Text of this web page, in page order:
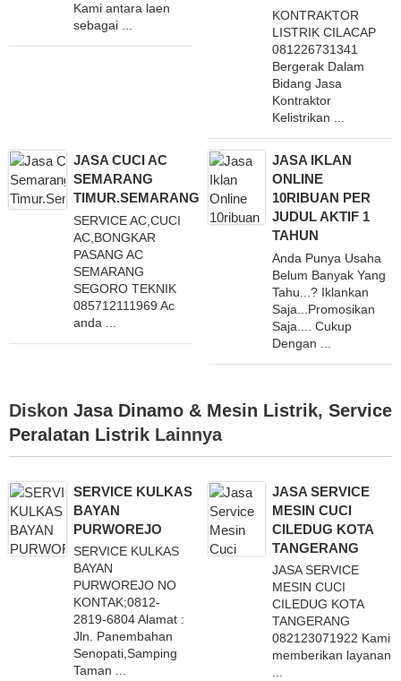
Kami antara laen
sebagai ...
KONTRAKTOR
LISTRIK CILACAP
081226731341
Bergerak Dalam
Bidang Jasa
Kontraktor
Kelistrikan ...
JASA CUCI AC
SEMARANG
TIMUR.SEMARANG
SERVICE AC,CUCI
AC,BONGKAR
PASANG AC
SEMARANG
SEGORO TEKNIK
085712111969 Ac
anda ...
JASA IKLAN
ONLINE
10RIBUAN PER
JUDUL AKTIF 1
TAHUN
Anda Punya Usaha
Belum Banyak Yang
Tahu...? Iklankan
Saja...Promosikan
Saja.... Cukup
Dengan ...
Diskon Jasa Dinamo & Mesin Listrik, Service
Peralatan Listrik Lainnya
SERVICE KULKAS
BAYAN
PURWOREJO
SERVICE KULKAS
BAYAN
PURWOREJO NO
KONTAK;0812-
2819-6804 Alamat :
Jln. Panembahan
Senopati,Samping
Taman ...
JASA SERVICE
MESIN CUCI
CILEDUG KOTA
TANGERANG
JASA SERVICE
MESIN CUCI
CILEDUG KOTA
TANGERANG
082123071922 Kami
memberikan layanan
...